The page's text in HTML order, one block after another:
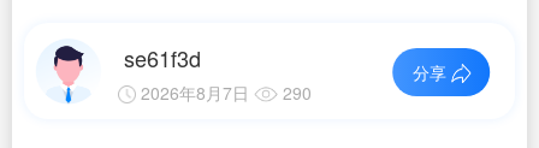
se61f3d
2026年8月7日 290
分享